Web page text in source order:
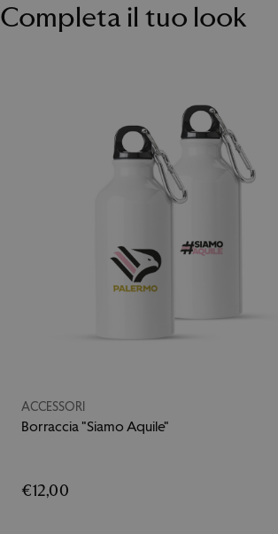
Completa il tuo look
ACCESSORI
Borraccia "Siamo Aquile"
€12,00